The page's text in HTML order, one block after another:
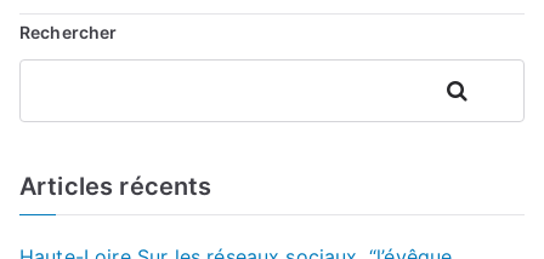
Rechercher
Rechercher
Articles récents